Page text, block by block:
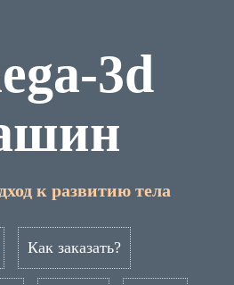
3d
к развитию тела
Как заказать?